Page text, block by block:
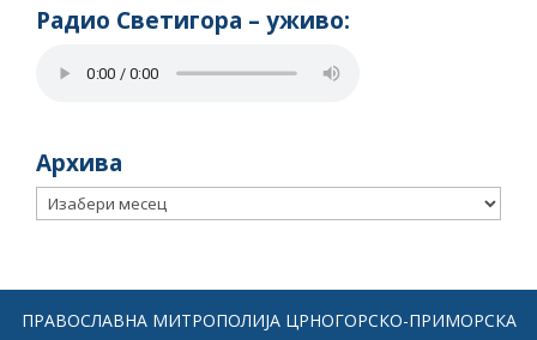
Радио Светигора – yживо:
Архива
Архива
ПРАВОСЛАВНА МИТРОПОЛИЈА ЦРНОГОРСКО-ПРИМОРСКА